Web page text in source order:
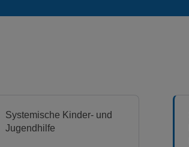
Systemische Kinder- und
Jugendhilfe